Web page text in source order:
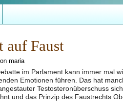
auf Faust
maria
im Parlament kann immer mal
Emotionen führen. Das hat
Testosteronüberschuss
und das Prinzip des Faustrechts